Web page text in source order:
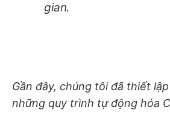
gian.
Gần đây, chúng tôi đã thiết
những quy trình tự động hóa